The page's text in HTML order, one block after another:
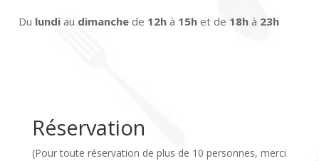
Du lundiau dimanchede 12h à 15h et de 18h à 23h
Réservation
(Pour toute réservation de plus de 10 personnes, merci